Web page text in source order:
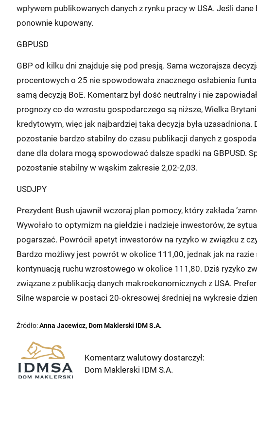
wpływem publikowanych danych z rynku pracy w USA. Jeśli dane
ponownie kupowany.
GBPUSD
GBP od kilku dni znajduje się pod presją. Sama wczorajsza
procentowych o 25 nie spowodowała znacznego osłabienia
samą decyzją BoE. Komentarz był dość neutralny i nie
prognozy co do wzrostu gospodarczego są niższe, Wielka
kredytowym, więc jak najbardziej taka decyzja była
pozostanie bardzo stabilny do czasu publikacji danych z
dane dla dolara mogą spowodować dalsze spadki na GBPUSD.
pozostanie stabilny w wąskim zakresie 2,02-2,03.
USDJPY
Prezydent Bush ujawnił wczoraj plan pomocy, który zakłada
Wywołało to optymizm na giełdzie i nadzieje inwestorów, że
pogarszać. Powrócił apetyt inwestorów na ryzyko w związku z
Bardzo możliwy jest powrót w okolice 111,00, jednak jak na
kontynuacją ruchu wzrostowego w okolice 111,80. Dziś ryzyko
związane z publikacją danych makroekonomicznych z USA.
Silne wsparcie w postaci 20-okresowej średniej na wykresie
Źródło:Anna Jacewicz, Dom Maklerski IDM S.A.
Komentarz walutowy dostarczył:
Dom Maklerski IDM S.A.